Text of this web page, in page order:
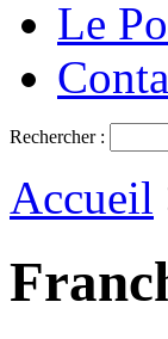
Le
Rechercher :
Accueil